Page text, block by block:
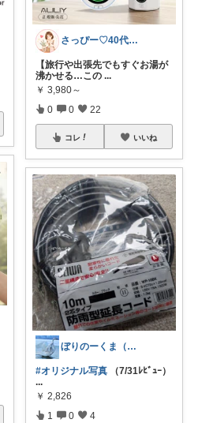
さっぴー♡40代主婦・楽天おすすめ品紹介
【旅行や出張先でもすぐお湯が
沸かせる…この ...
￥ 3,980～
0 0 22
コレ いいね
ぼりのーくま（妻）多忙🙇暫くお休み御免
#オリジナル写真 （7/31ﾚﾋﾞｭｰ）
...
￥ 2,826
1 0 4